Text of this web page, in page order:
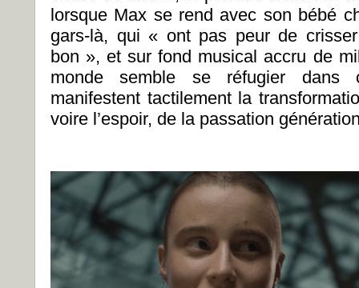
lorsque Max se rend avec son bébé
gars-là, qui « ont pas peur de
bon », et sur fond musical accru de
monde semble se réfugier dans
manifestent tactilement la
voire l’espoir, de la passation